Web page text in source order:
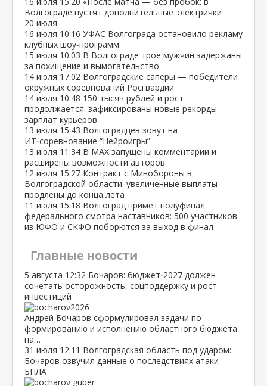
Волгограде пустят дополнительные электрички
20 июля
16 июля 10:16 УФАС Волгограда остановило рекламу
клубных шоу‑программ
15 июля 10:03 В Волгограде трое мужчин задержаны
за похищение и вымогательство
14 июля 17:02 Волгоградские сапёры — победители
окружных соревнований Росгвардии
14 июля 10:48 150 тысяч рублей и рост
продолжается: зафиксированы новые рекорды
зарплат курьеров
13 июля 15:43 Волгоградцев зовут на
ИТ‑соревнование “Нейроигры”
13 июля 11:34 В МАХ запущены комментарии и
расширены возможности авторов
12 июля 15:27 Контракт с Минобороны в
Волгоградской области: увеличенные выплаты
продлены до конца лета
11 июля 15:18 Волгоград примет полуфинал
федерального смотра наставников: 500 участников
из ЮФО и СКФО поборются за выход в финал
Главные новости
5 августа 12:32 Бочаров: бюджет‑2027 должен
сочетать осторожность, соцподдержку и рост
инвестиций
Андрей Бочаров сформулировал задачи по
формированию и исполнению областного бюджета
на…
31 июля 12:11 Волгоградская область под ударом:
Бочаров озвучил данные о последствиях атаки
БПЛА